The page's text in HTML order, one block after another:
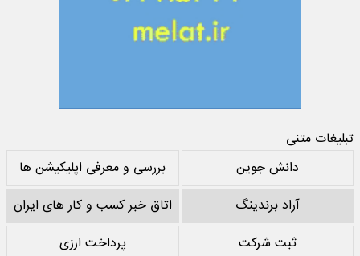
تبلیغات متنی
دانش جوین
بررسی و معرفی اپلیکیشن ها
آراد برندینگ
اتاق خبر کسب و کار های ایران
ثبت شرکت
پرداخت ارزی